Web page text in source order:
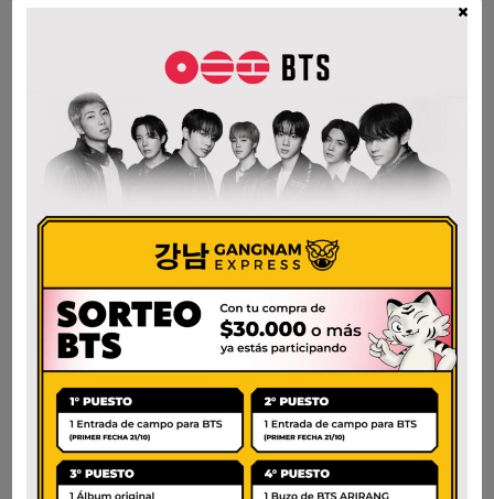
NONGSHIM SHIN
CUP GRANDE
4.200
AÑADIR AL CARRITO
SHIN RAMEN
$ 2.500
AÑADIR AL CARRITO
×